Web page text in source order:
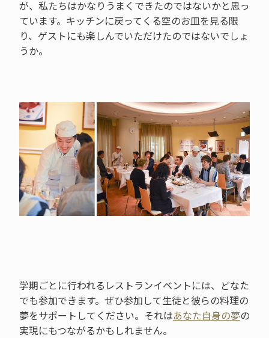
が、私たちはかなりうまくできたのではないかと思っ
ています。キッチンに戻ってくる空のお皿を見る限
り、ゲストにも楽しんでいただけたのではないでしょ
うか。
学期ごとに行われるレストランイベントには、どなた
でも参加できます。ぜひ参加して生徒と彼らの料理の
夢をサポートしてください。それはあなた自身の夢の
実現にもつながるかもしれません。